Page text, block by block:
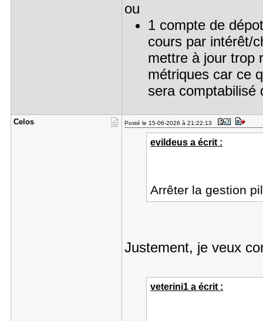
ou
1 compte de
cours par intérêt/
mettre à jour trop
métriques car ce
sera comptabilisé
Celos Posté le 15-06-2026 à 21:22:13
evildeus a écrit :
Arrêter la gestion
Justement, je veux
veterini1 a écrit :